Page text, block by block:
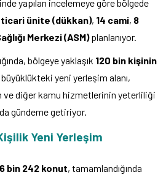
yapılan incelemeye göre bölgede
ticari ünite (dükkan), 14 cami, 8
Merkezi (ASM)planlanıyor.
bölgeye yaklaşık 120 bin kişinin
yeni yerleşim alanı,
ve diğer kamu hizmetlerinin yeterliliği
gündeme getiriyor.
Yeni Yerleşim
bin 242 konut, tamamlandığında